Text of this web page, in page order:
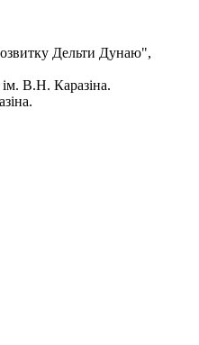
Дельти Дунаю",
ім. В.Н. Каразіна.